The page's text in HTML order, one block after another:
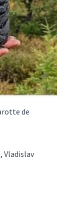
de
Vladislav